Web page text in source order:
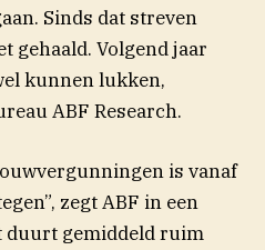
Sinds dat streven
gehaald. Volgend jaar
kunnen lukken,
ABF Research.
is vanaf
zegt ABF in een
duurt gemiddeld ruim